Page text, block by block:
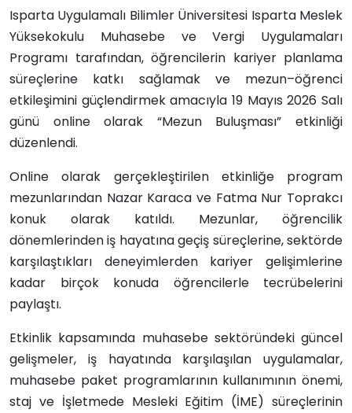
Isparta Uygulamalı Bilimler Üniversitesi Isparta Meslek
Yüksekokulu Muhasebe ve Vergi Uygulamaları
Programı tarafından, öğrencilerin kariyer planlama
süreçlerine katkı sağlamak ve mezun–öğrenci
etkileşimini güçlendirmek amacıyla 19 Mayıs 2026 Salı
günü online olarak “Mezun Buluşması” etkinliği
düzenlendi.
Online olarak gerçekleştirilen etkinliğe program
mezunlarından Nazar Karaca ve Fatma Nur Toprakcı
konuk olarak katıldı. Mezunlar, öğrencilik
dönemlerinden iş hayatına geçiş süreçlerine, sektörde
karşılaştıkları deneyimlerden kariyer gelişimlerine
kadar birçok konuda öğrencilerle tecrübelerini
paylaştı.
Etkinlik kapsamında muhasebe sektöründeki güncel
gelişmeler, iş hayatında karşılaşılan uygulamalar,
muhasebe paket programlarının kullanımının önemi,
staj ve İşletmede Mesleki Eğitim (İME) süreçlerinin